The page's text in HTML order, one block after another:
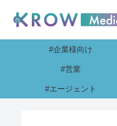
#企業様向け
#営業
#エージェント